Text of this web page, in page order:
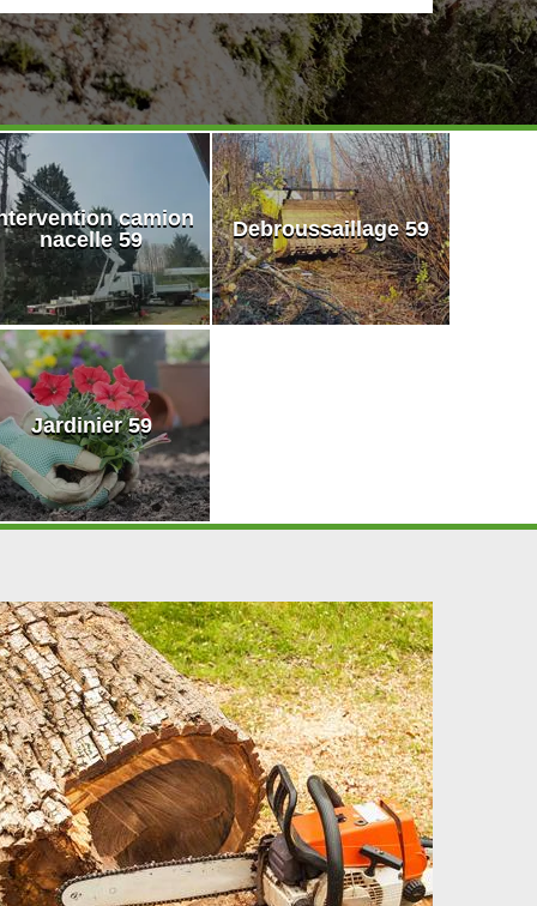
camion
nacelle 59
Debroussaillage 59
Jardinier 59